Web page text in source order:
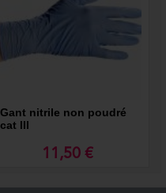
Gant nitrile non poudré
cat III
11,50 €